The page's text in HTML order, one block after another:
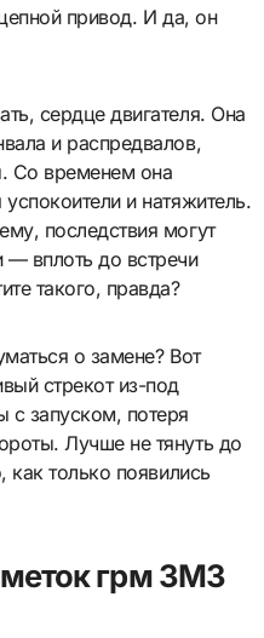
привод. И да, он
сердце двигателя. Она
и распредвалов,
Со временем она
и натяжитель.
последствия могут
вплоть до встречи
такого, правда?
о замене? Вот
стрекот из-под
запуском, потеря
Лучше не тянуть до
как только появились
грм ЗМЗ